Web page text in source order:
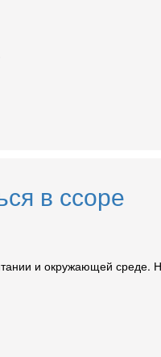
в ссоре
и окружающей среде.